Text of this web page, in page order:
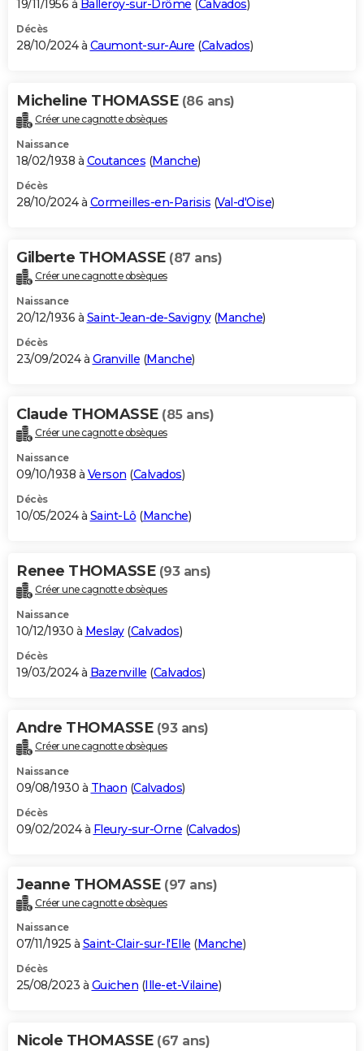
19/11/1956 à Balleroy-sur-Drôme (Calvados)
Décès
28/10/2024 à Caumont-sur-Aure (Calvados)
Micheline THOMASSE (86 ans)
Créer une cagnotte obsèques
Naissance
18/02/1938 à Coutances (Manche)
Décès
28/10/2024 à Cormeilles-en-Parisis (Val-d'Oise)
Gilberte THOMASSE (87 ans)
Créer une cagnotte obsèques
Naissance
20/12/1936 à Saint-Jean-de-Savigny(Manche)
Décès
23/09/2024 à Granville (Manche)
Claude THOMASSE (85 ans)
Créer une cagnotte obsèques
Naissance
09/10/1938 à Verson (Calvados)
Décès
10/05/2024 à Saint-Lô (Manche)
Renee THOMASSE (93 ans)
Créer une cagnotte obsèques
Naissance
10/12/1930 à Meslay(Calvados)
Décès
19/03/2024 à Bazenville (Calvados)
Andre THOMASSE (93 ans)
Créer une cagnotte obsèques
Naissance
09/08/1930 à Thaon (Calvados)
Décès
09/02/2024 à Fleury-sur-Orne (Calvados)
Jeanne THOMASSE (97 ans)
Créer une cagnotte obsèques
Naissance
07/11/1925 à Saint-Clair-sur-l'Elle (Manche)
Décès
25/08/2023 à Guichen (Ille-et-Vilaine)
Nicole THOMASSE (67 ans)